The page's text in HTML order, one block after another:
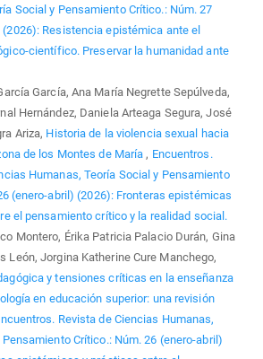
Social y Pensamiento Crítico.: Núm. 27
Resistencia epistémica ante el
científico. Preservar la humanidad ante
García, Ana María Negrette Sepúlveda,
Hernández, Daniela Arteaga Segura, José
Ariza, Historia de la violencia sexual hacia
de los Montes de María , Encuentros.
Humanas, Teoría Social y Pensamiento
(enero-abril) (2026): Fronteras epistémicas
el pensamiento crítico y la realidad social.
Montero, Érika Patricia Palacio Durán, Gina
León, Jorgina Katherine Cure Manchego,
y tensiones críticas en la enseñanza
en educación superior: una revisión
Revista de Ciencias Humanas,
Crítico.: Núm. 26 (enero-abril)